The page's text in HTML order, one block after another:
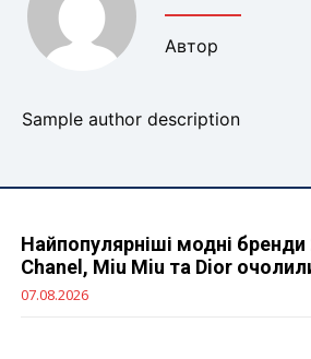
Автор
Sample author description
Найпопулярніші модні бренди
Chanel, Miu Miu та Dior
07.08.2026